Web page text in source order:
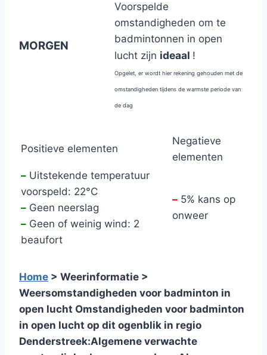
MORGEN
Voorspelde
omstandigheden om te
badmintonnen in open
lucht zijn ideaal !
Opgelet, er wordt hier rekening gehouden met de
omstandigheden tijdens de warmste periode van
de dag
Positieve elementen
Negatieve
elementen
– Uitstekende temperatuur
voorspeld: 22°C
– Geen neerslag
– Geen of weinig wind: 2
beaufort
– 5% kans op
onweer
Home > Weerinformatie >
Weersomstandigheden voor badminton in
open lucht Omstandigheden voor badminton
in open lucht op dit ogenblik in regio
Denderstreek:Algemene verwachte